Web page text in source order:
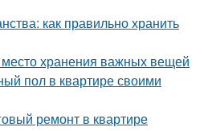
как правильно хранить
место хранения важных вещей
пол в квартире своими
ремонт в квартире